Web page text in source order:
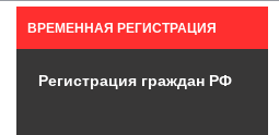
ВРЕМЕННАЯ РЕГИСТРАЦИЯ
Регистрация граждан РФ